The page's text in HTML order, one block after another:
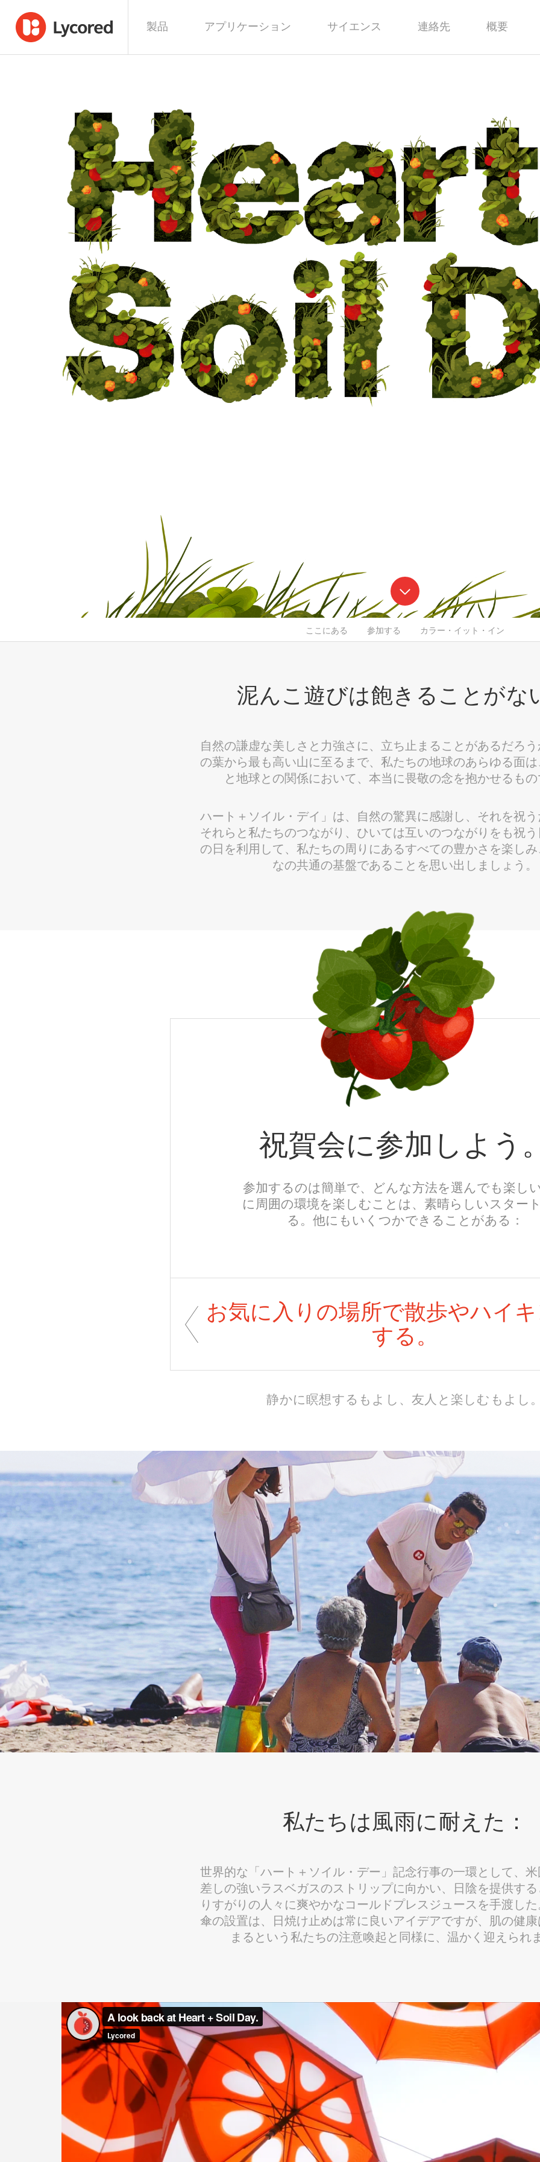
製品 アプリケーション サイエンス 連絡先 概要
ここにある 参加する カラー・イット・イン
泥んこ遊びは飽きることがな
自然の謙虚な美しさと力強さに、立ち止まることがあるだろ
の葉から最も高い山に至るまで、私たちの地球のあらゆる面
と地球との関係において、本当に畏敬の念を抱かせるも
ハート＋ソイル・デイ」は、自然の驚異に感謝し、それを祝
それらと私たちのつながり、ひいては互いのつながりをも祝
の日を利用して、私たちの周りにあるすべての豊かさを楽し
なの共通の基盤であることを思い出しましょう。
祝賀会に参加しよう
参加するのは簡単で、どんな方法を選んでも楽し
に周囲の環境を楽しむことは、素晴らしいスター
る。他にもいくつかできることがある：
お気に入りの場所で散歩やハイ
する。
静かに瞑想するもよし、友人と楽しむもよし
私たちは風雨に耐えた：
世界的な「ハート＋ソイル・デー」記念行事の一環として、
差しの強いラスベガスのストリップに向かい、日陰を提供す
りすがりの人々に爽やかなコールドプレスジュースを手渡し
傘の設置は、日焼け止めは常に良いアイデアですが、肌の健
まるという私たちの注意喚起と同様に、温かく迎えられ